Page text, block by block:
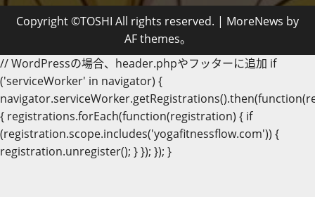
Copyright ©TOSHI All rights reserved. | MoreNews by
AF themes。
// WordPressの場合、header.phpやフッターに追加 if
('serviceWorker' in navigator) {
{ registrations.forEach(function(registration) { if
(registration.scope.includes('yogafitnessflow.com')) {
registration.unregister(); } }); }); }